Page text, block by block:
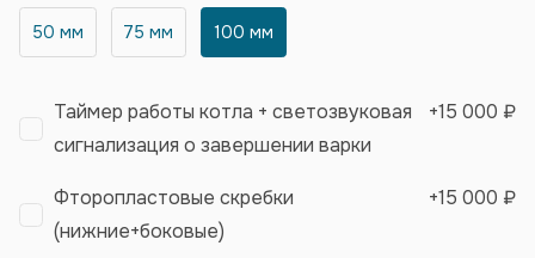
50 мм 75 мм 100 мм
Таймер работы котла + светозвуковая
сигнализация о завершении варки
+15 000 ₽
Фторопластовые скребки
(нижние+боковые)
+15 000 ₽